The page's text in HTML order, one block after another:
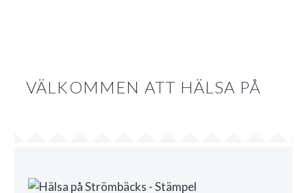
Tidigare deltagare
> Läs hela intervjun men Thua-Li
VÄLKOMMEN ATT HÄLSA PÅ